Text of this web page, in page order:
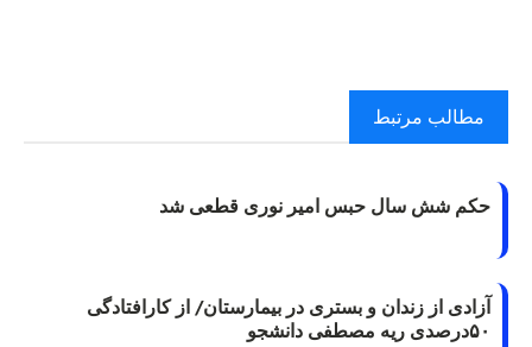
مطالب مرتبط
حکم شش سال حبس امیر نوری قطعی شد
آزادی از زندان و بستری در بیمارستان/ از کارافتادگی
۵۰درصدی ریه مصطفی دانشجو